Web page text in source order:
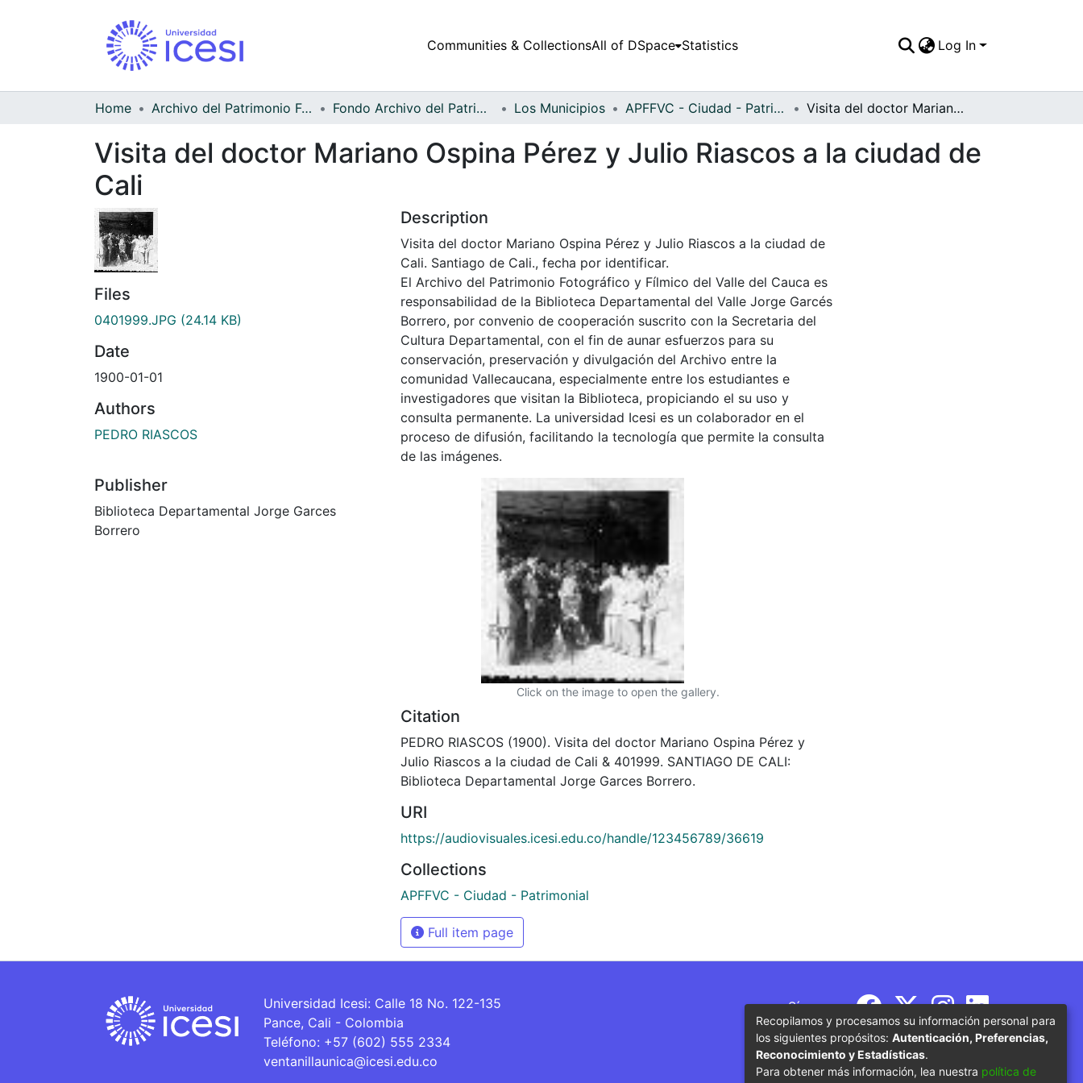
Communities & CollectionsAll of DSpace Statistics Log In
Home Archivo del Patrimonio Fotográfico y Fílmico del Valle del Cauca Fondo Archivo del Patrimonio Fotográfico y Fílmico del Valle del Cauca Los Municipios APFFVC - Ciudad - Patrimonial Visita del doctor Mariano Ospina Pérez y Julio Riascos a la ciudad de Cali
Visita del doctor Mariano Ospina Pérez y Julio Riascos a la ciudad de
Cali
Files
0401999.JPG (24.14 KB)
Date
1900-01-01
Authors
PEDRO RIASCOS
Publisher
Biblioteca Departamental Jorge Garces
Borrero
Description
Visita del doctor Mariano Ospina Pérez y Julio Riascos a la ciudad de
Cali. Santiago de Cali., fecha por identificar.
El Archivo del Patrimonio Fotográfico y Fílmico del Valle del Cauca es
responsabilidad de la Biblioteca Departamental del Valle Jorge Garcés
Borrero, por convenio de cooperación suscrito con la Secretaria del
Cultura Departamental, con el fin de aunar esfuerzos para su
conservación, preservación y divulgación del Archivo entre la
comunidad Vallecaucana, especialmente entre los estudiantes e
investigadores que visitan la Biblioteca, propiciando el su uso y
consulta permanente. La universidad Icesi es un colaborador en el
proceso de difusión, facilitando la tecnología que permite la consulta
de las imágenes.
Click on the image to open the gallery.
Citation
PEDRO RIASCOS (1900). Visita del doctor Mariano Ospina Pérez y
Julio Riascos a la ciudad de Cali & 401999. SANTIAGO DE CALI:
Biblioteca Departamental Jorge Garces Borrero.
URI
https://audiovisuales.icesi.edu.co/handle/123456789/36619
Collections
APFFVC - Ciudad - Patrimonial
Full item page
Universidad Icesi: Calle 18 No. 122-135
Pance, Cali - Colombia
Teléfono: +57 (602) 555 2334
ventanillaunica@icesi.edu.co
Síguenos
Recopilamos y procesamos su información personal para
los siguientes propósitos: Autenticación, Preferencias,
Reconocimiento y Estadísticas.
Para obtener más información, lea nuestra política de